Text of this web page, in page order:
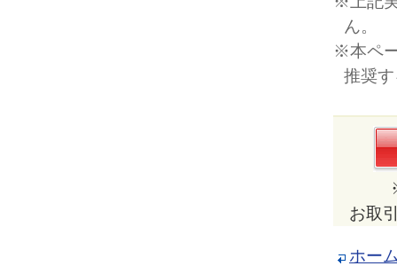
ん。
※本ペ
推奨
お取
ホー